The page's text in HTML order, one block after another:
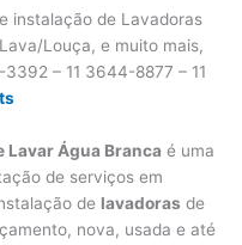
instalação de Lavadoras
Louça, e muito mais,
– 11 3644-8877 – 11
Água Branca é uma
de serviços em
de lavadoras de
nova, usada e até